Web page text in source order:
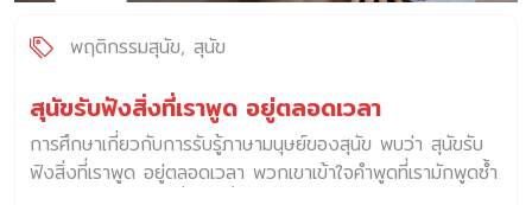
Causes) ถ้าหากเจ้าของสังเกตพบว่า สุนัขฉี่ใส่ที่นอนของเรา
แบบกระทันหัน หรือเกิดขึ้นซ้ำบ่อย ๆ โดยไม่มีสัญญาณเตือน
เป็น “พฤติกรรมไม่ดี” แท้จริงแล้วคือ “สัญญาณเตือนของ
ร่างกาย” โดยโรคที่เกี่ยวข้องกับความผิกปกติในการขับปัสสาวะ
ได้แก่ โรคระบบทางเดินปัสสาวะ โรคระบบทางเดินปัสสาวะที่พบ
ได้บ่อยคือ การติดเชื้อในระบบทางเดินปัสสาวะ […]
พฤติกรรมสุนัข สุนัข
สุนัขรับฟังสิ่งที่เราพูด อยู่ตลอดเวลา
การศึกษาเกี่ยวกับการรับรู้ภาษามนุษย์ของสุนัข พบว่า สุนัขรับ
ฟังสิ่งที่เราพูด อยู่ตลอดเวลา พวกเขาเข้าใจคำพูดที่เรามักพูดซ้ำ